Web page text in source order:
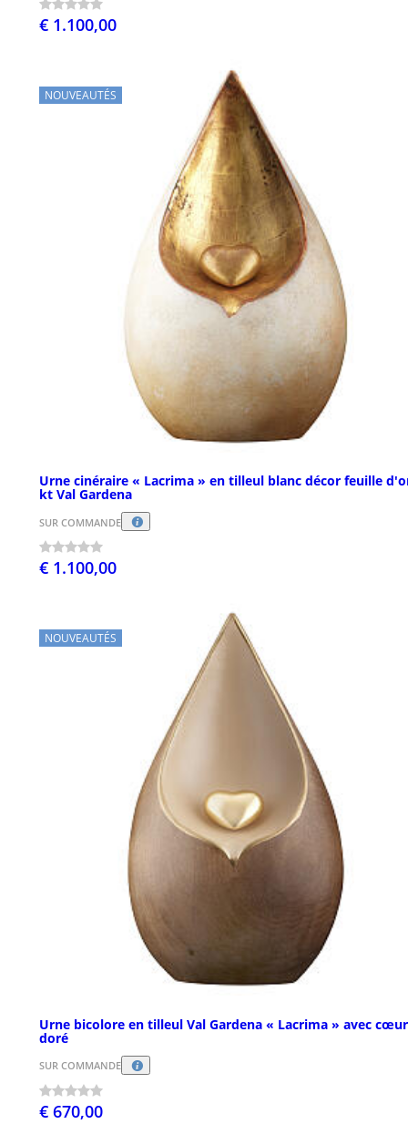
€ 1.100,00
NOUVEAUTÉS
Urne cinéraire « Lacrima » en tilleul blanc décor feuille
kt Val Gardena
SUR COMMANDE
€ 1.100,00
NOUVEAUTÉS
Urne bicolore en tilleul Val Gardena « Lacrima » avec cœur
doré
SUR COMMANDE
€ 670,00